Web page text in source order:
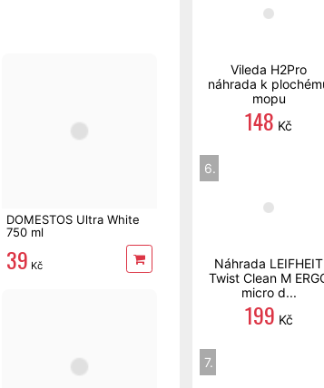
DOMESTOS Ultra White
750 ml
39 Kč
Vileda H2Pro
náhrada k
mopu
148 Kč
6.
Náhrada LEIFHEIT
Twist Clean M
micro d...
199 Kč
7.